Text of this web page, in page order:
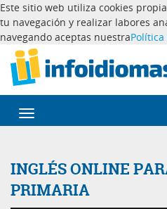
Este sitio web utiliza cookies
tu navegación y realizar labores
navegando aceptas nuestraPolítica
Desplegar
navegación
INGLÉS ONLINE
PRIMARIA